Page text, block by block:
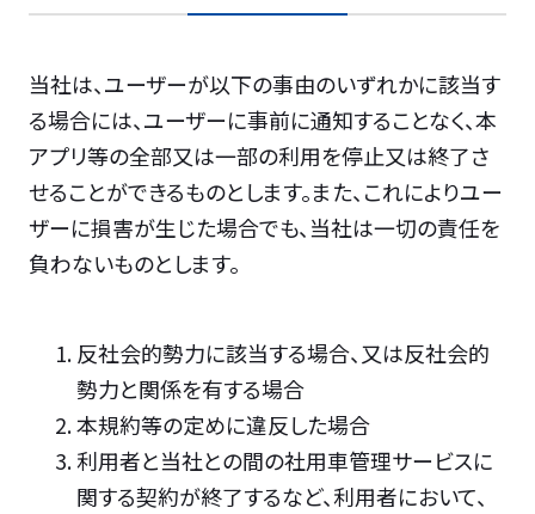
当社は、ユーザーが以下の事由のいずれかに該当す
る場合には、ユーザーに事前に通知することなく、本
アプリ等の全部又は一部の利用を停止又は終了さ
せることができるものとします。また、これによりユー
ザーに損害が生じた場合でも、当社は一切の責任を
負わないものとします。
反社会的勢力に該当する場合、又は反社会的
勢力と関係を有する場合
本規約等の定めに違反した場合
利用者と当社との間の社用車管理サービスに
関する契約が終了するなど、利用者において、